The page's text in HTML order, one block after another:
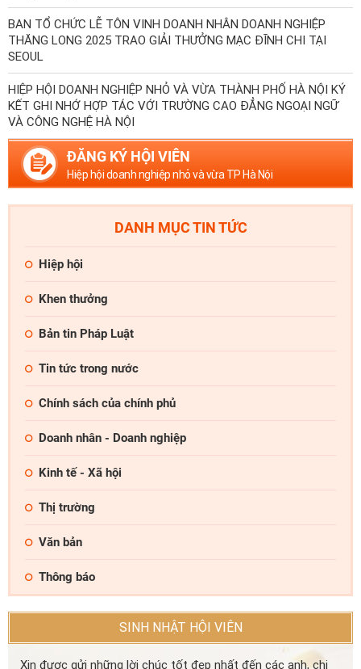
BAN TỔ CHỨC LỄ TÔN VINH DOANH NHÂN DOANH NGHIỆP
THĂNG LONG 2025 TRAO GIẢI THƯỞNG MẠC ĐĨNH CHI TẠI
SEOUL
HIỆP HỘI DOANH NGHIỆP NHỎ VÀ VỪA THÀNH PHỐ HÀ NỘI KÝ
KẾT GHI NHỚ HỢP TÁC VỚI TRƯỜNG CAO ĐẲNG NGOẠI NGỮ
VÀ CÔNG NGHỆ HÀ NỘI
ĐĂNG KÝ HỘI VIÊN
Hiệp hội doanh nghiệp nhỏ và vừa TP Hà Nội
DANH MỤC TIN TỨC
Hiệp hội
Khen thưởng
Bản tin Pháp Luật
Tin tức trong nước
Chính sách của chính phủ
Doanh nhân - Doanh nghiệp
Kinh tế - Xã hội
Thị trường
Văn bản
Thông báo
SINH NHẬT HỘI VIÊN
Xin được gửi những lời chúc tốt đẹp nhất đến các anh, chị